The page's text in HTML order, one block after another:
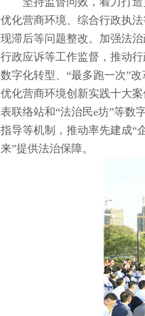
优化营商环境、综合行政执
现滞后等问题整改。加强法
行政应诉等工作监督，推动
数字化转型、“最多跑一次”
优化营商环境创新实践十大
表联络站和“法治民e坊”等数
指导等机制，推动率先建成“
来”提供法治保障。